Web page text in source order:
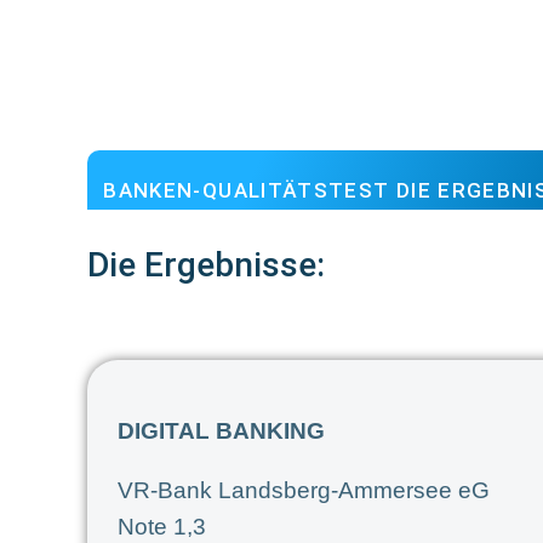
BANKEN-QUALITÄTSTEST DIE
Die Ergebnisse:
DIGITAL BANKING
VR-Bank Landsberg-Ammersee eG
Note 1,3